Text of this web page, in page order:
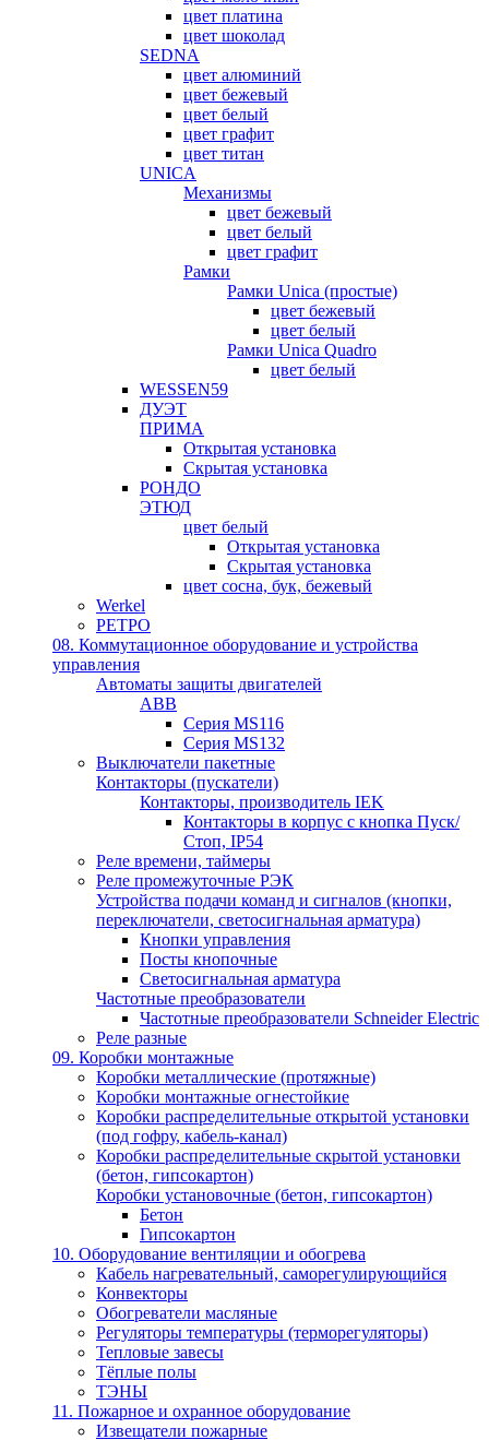
цвет платина
цвет шоколад
SEDNA
цвет алюминий
цвет бежевый
цвет белый
цвет графит
цвет титан
UNICA
Механизмы
цвет бежевый
цвет белый
цвет графит
Рамки
Рамки Unica (простые)
цвет бежевый
цвет белый
Рамки Unica Quadro
цвет белый
WESSEN59
ДУЭТ
ПРИМА
Открытая установка
Скрытая установка
РОНДО
ЭТЮД
цвет белый
Открытая установка
Скрытая установка
цвет сосна, бук, бежевый
Werkel
РЕТРО
08. Коммутационное оборудование и устройства
управления
Автоматы защиты двигателей
ABB
Серия MS116
Серия MS132
Выключатели пакетные
Контакторы (пускатели)
Контакторы, производитель IEK
Контакторы в корпус с кнопка Пуск/
Стоп, IP54
Реле времени, таймеры
Реле промежуточные РЭК
Устройства подачи команд и сигналов (кнопки,
переключатели, светосигнальная арматура)
Кнопки управления
Посты кнопочные
Светосигнальная арматура
Частотные преобразователи
Частотные преобразователи Schneider Electric
Реле разные
09. Коробки монтажные
Коробки металлические (протяжные)
Коробки монтажные огнестойкие
Коробки распределительные открытой установки
(под гофру, кабель-канал)
Коробки распределительные скрытой установки
(бетон, гипсокартон)
Коробки установочные (бетон, гипсокартон)
Бетон
Гипсокартон
10. Оборудование вентиляции и обогрева
Кабель нагревательный, саморегулирующийся
Конвекторы
Обогреватели масляные
Регуляторы температуры (терморегуляторы)
Тепловые завесы
Тёплые полы
ТЭНЫ
11. Пожарное и охранное оборудование
Извещатели пожарные